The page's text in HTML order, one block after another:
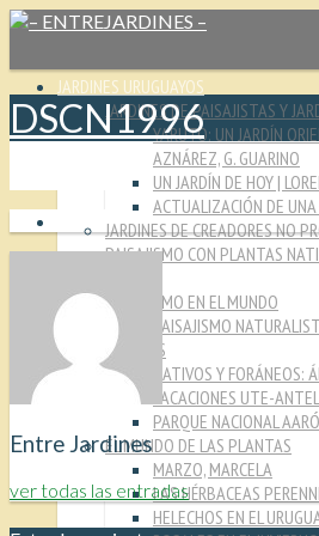
JARDINES URUGUAYOS
JARDINES DE PAISAJISTAS Y
YARUTO: UN JARDÍN
AZNÁREZ, G. GUARINO
UN JARDÍN DE HOY |
ACTUALIZACIÓN DE
JARDINES DE CREADORES NO
PAISAJISMO CON PLANTAS
PAISAJISMO EN EL MUNDO
PAISAJISMO
MIRADAS
NATIVOS Y FORÁNEOS:
VACACIONES UTE-ANTEL
PARQUE NACIONAL
EL MUNDO DE LAS PLANTAS
MARZO, MARCELA
LAS HÉRBACEAS
HELECHOS EN EL
DSCN1996
Entre Jardines
ver todas las entradas